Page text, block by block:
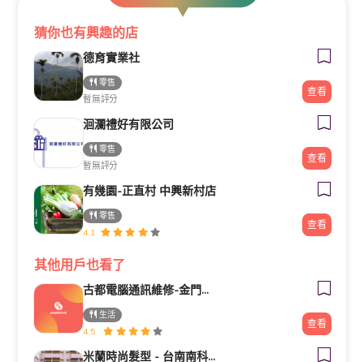
猜你也有興趣的店
德育實業社
零售
暫無評分
查看
洄瀾禮好有限公司
零售
暫無評分
查看
有幾園-正直村 中興新村店
零售
4.1
查看
其他用戶也看了
古都電腦通訊維修-金門電腦筆電維修/安裝/重灌/資料救援/電腦零件推薦
生活
4.5
查看
米蘭時尚髮型 - 台南南科新市旗艦店